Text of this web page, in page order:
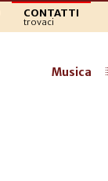
CONTATTI
trovaci
Musica